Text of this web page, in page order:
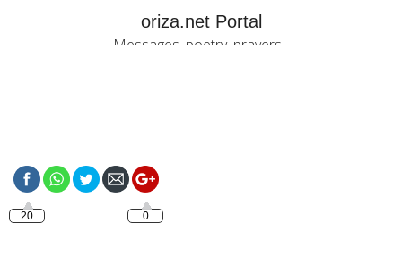
oriza.net Portal
Messages, poetry, prayers...
20 0